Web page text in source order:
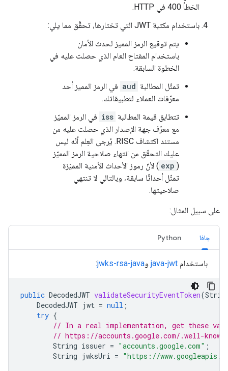
الخطأ 400 في HTTP.
باستخدام مكتبة JWT التي تختارها، تحقَّق مما يلي:
يتم توقيع الرمز المميز لحدث الأمان
باستخدام المفتاح العام الذي حصلت عليه في
الخطوة السابقة.
تمثّل المطالبة aud في الرمز المميز أحد
معرّفات العملاء لتطبيقاتك.
تتطابق قيمة المطالبة iss في الرمز المميّز
مع معرّف جهة الإصدار الذي حصلت عليه من
مستند اكتشاف RISC. يُرجى العِلم أنّه ليس
عليك التحقّق من انتهاء صلاحية الرمز المميّز
(
exp ) لأنّ رموز الأحداث الأمنية المميّزة
تمثّل أحداثًا سابقة، وبالتالي لا تنتهي
صلاحيتها.
على سبيل المثال:
جافا Python
باستخدام java-jwt وjwks-rsa-java
:
public DecodedJWT validateSecurityEventToken(
DecodedJWT jwt = null ;
try {
// In a real implementation, get these
// https://accounts.google.com/.well-
String issuer = "accounts.google.com" ;
String jwksUri = "https://